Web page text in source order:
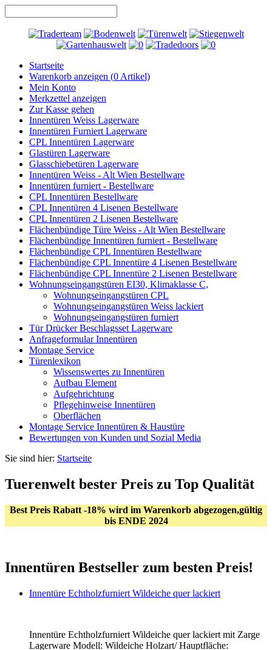
Startseite
Warenkorb anzeigen (0 Artikel)
Mein Konto
Merkzettel anzeigen
Zur Kasse gehen
Innentüren Weiss Lagerware
Innentüren Furniert Lagerware
CPL Innentüren Lagerware
Glastüren Lagerware
Glasschiebetüren Lagerware
Innentüren Weiss - Alt Wien Bestellware
Innentüren furniert - Bestellware
CPL Innentüren Bestellware
CPL Innentüren 4 Lisenen Bestellware
CPL Innentüren 2 Lisenen Bestellware
Flächenbündige Türe Weiss - Alt Wien Bestellware
Flächenbündige Innentüren furniert - Bestellware
Flächenbündige CPL Innentüren Bestellware
Flächenbündige CPL Innentüre 4 Lisenen Bestellware
Flächenbündige CPL Innentüre 2 Lisenen Bestellware
Wohnungseingangstüren EI30, Klimaklasse C,
Wohnungseingangstüren CPL
Wohnungseingangstüren Weiss lackiert
Wohnungseingangstüren furniert
Tür Drücker Beschlagsset Lagerware
Anfrageformular Innentüren
Montage Service
Türenlexikon
Wissenswertes zu Innentüren
Aufbau Element
Aufgehrichtung
Pflegehinweise Innentüren
Oberflächen
Montage Service Innentüren & Haustüre
Bewertungen von Kunden und Sozial Media
Sie sind hier: Startseite
Tuerenwelt bester Preis zu Top Qualität
Best Preis Rabatt -18% wird im Warenkorb abgezogen,gültig
bis ENDE 2024
Innentüren Bestseller zum besten Preis!
Innentüre Echtholzfurniert Wildeiche quer lackiert
Innentüre Echtholzfurniert Wildeiche quer lackiert mit Zarge
Lagerware Modell: Wildeiche Holzart/ Hauptfläche: